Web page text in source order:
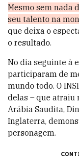
Mesmo sem nada
seu talento na
que deixa o
o resultado.
No dia seguinte à
participaram de
mundo todo. O
delas – que atraiu
Arábia Saudita,
Inglaterra,
personagem.